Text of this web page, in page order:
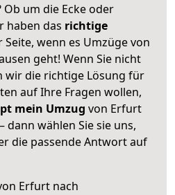
um die Ecke oder
haben das richtige
Seite, wenn es Umzüge von
geht! Wenn Sie nicht
wir die richtige Lösung für
auf Ihre Fragen wollen,
mein Umzug von Erfurt
dann wählen Sie sie uns,
die passende Antwort auf
Erfurt nach